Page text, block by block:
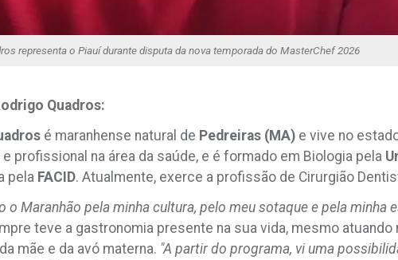
representa o Piauí durante disputa da nova temporada do MasterChef 2026
Quadros:
é maranhense natural de Pedreiras (MA) e vive no
profissional na área da saúde, e é formado em Biologia pela
pela FACID. Atualmente, exerce a profissão de Cirurgião
o Maranhão pela minha cultura, pelo meu sotaque e pela
teve a gastronomia presente na sua vida, mesmo
mãe e da avó materna. "A partir do programa, vi uma